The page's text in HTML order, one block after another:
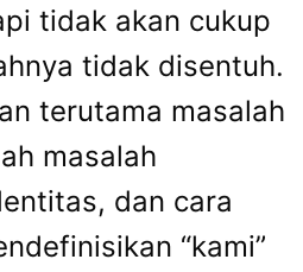
tidak akan cukup
tidak disentuh.
terutama masalah
masalah
dan cara
“kami”